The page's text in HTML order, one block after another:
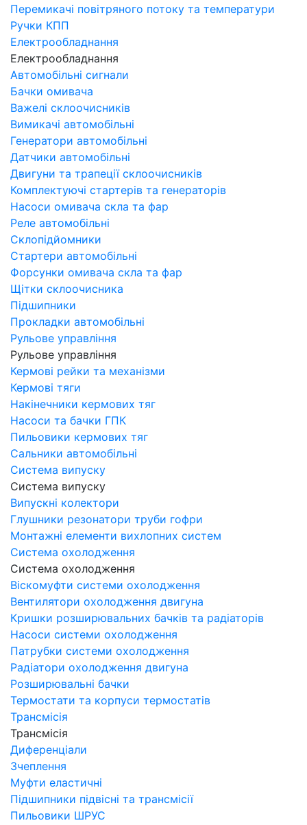
Перемикачі повітряного потоку та температури
Ручки КПП
Електрообладнання
Електрообладнання
Автомобільні сигнали
Бачки омивача
Важелі склоочисників
Вимикачі автомобільні
Генератори автомобільні
Датчики автомобільні
Двигуни та трапеції склоочисників
Комплектуючі стартерів та генераторів
Насоси омивача скла та фар
Реле автомобільні
Склопідйомники
Стартери автомобільні
Форсунки омивача скла та фар
Щітки склоочисника
Підшипники
Прокладки автомобільні
Рульове управління
Рульове управління
Кермові рейки та механізми
Кермові тяги
Накінечники кермових тяг
Насоси та бачки ГПК
Пильовики кермових тяг
Сальники автомобільні
Система випуску
Система випуску
Випускні колектори
Глушники резонатори труби гофри
Монтажні елементи вихлопних систем
Система охолодження
Система охолодження
Віскомуфти системи охолодження
Вентилятори охолодження двигуна
Кришки розширювальних бачків та радіаторів
Насоси системи охолодження
Патрубки системи охолодження
Радіатори охолодження двигуна
Розширювальні бачки
Термостати та корпуси термостатів
Трансмісія
Трансмісія
Диференціали
Зчеплення
Муфти еластичні
Підшипники підвісні та трансмісії
Пильовики ШРУС